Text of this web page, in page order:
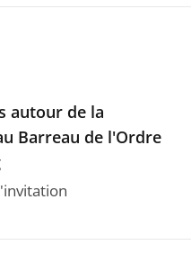
autour de la
Barreau de l'Ordre